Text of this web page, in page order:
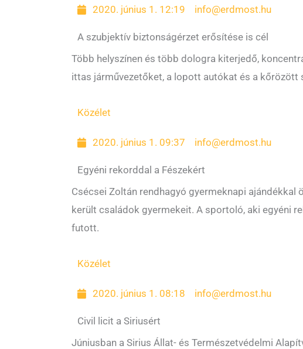
2020. június 1. 12:19 info@erdmost.hu
A szubjektív biztonságérzet erősítése is cél
Több helyszínen és több dologra kiterjedő,
ittas járművezetőket, a lopott autókat és a kőrözött
Közélet
2020. június 1. 09:37 info@erdmost.hu
Egyéni rekorddal a Fészekért
Csécsei Zoltán rendhagyó gyermeknapi
került családok gyermekeit. A sportoló, aki egyéni
futott.
Közélet
2020. június 1. 08:18 info@erdmost.hu
Civil licit a Siriusért
Júniusban a Sirius Állat- és Természetvédelmi